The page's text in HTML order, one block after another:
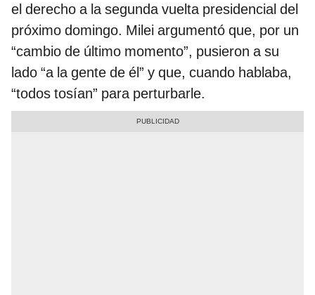
el derecho a la segunda vuelta presidencial del
próximo domingo. Milei argumentó que, por un
“cambio de último momento”, pusieron a su
lado “a la gente de él” y que, cuando hablaba,
“todos tosían” para perturbarle.